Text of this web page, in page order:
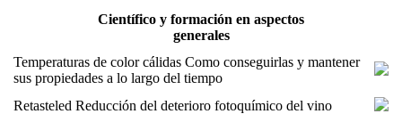
Científico y formación en aspectos
generales
Temperaturas de color cálidas Como conseguirlas y mantener
sus propiedades a lo largo del tiempo
Retasteled Reducción del deterioro fotoquímico del vino